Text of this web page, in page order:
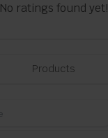
No ratings found yet!
Products